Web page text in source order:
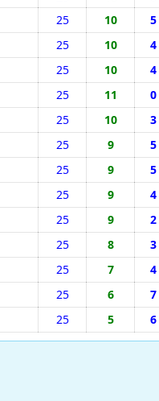
25 10 5
25 10 4
25 10 4
25 11 0
25 10 3
25 9 5
25 9 5
25 9 4
25 9 2
25 8 3
25 7 4
25 6 7
25 5 6